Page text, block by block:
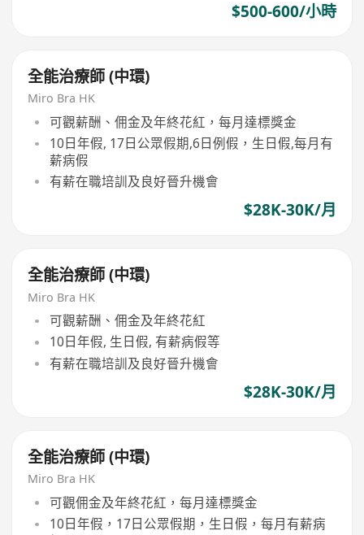
$500-600/小時
全能治療師 (中環)
Miro Bra HK
可觀薪酬、佣金及年終花紅，每月達標獎金
10日年假, 17日公眾假期,6日例假，生日假,每月有
薪病假
有薪在職培訓及良好晉升機會
$28K-30K/月
全能治療師 (中環)
Miro Bra HK
可觀薪酬、佣金及年終花紅
10日年假, 生日假, 有薪病假等
有薪在職培訓及良好晉升機會
$28K-30K/月
全能治療師 (中環)
Miro Bra HK
可觀佣金及年終花紅，每月達標獎金
10日年假，17日公眾假期，生日假，每月有薪病